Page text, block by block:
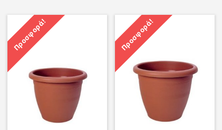
Προσφορά! Προσφορά!